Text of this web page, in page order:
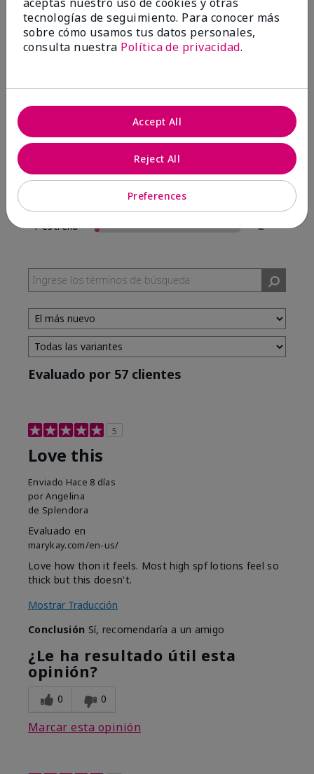
Escribir Una Opinión
3 estrellas
1
1 estrella
2
Evaluado por 57 clientes
5
Love this
Enviado Hace 8 días
porAngelina
de Splendora
Evaluado en
marykay.com/en-us/
Love how thon it feels. Most high spf lotions feel so
thick but this doesn't.
Mostrar Traducción
Conclusión Sí, recomendaría a un amigo
¿Le ha resultado útil esta
opinión?
0 0
Marcar esta opinión
tecnologías de seguimiento. Para conocer más
sobre cómo usamos tus datos personales,
consulta nuestra Política de privacidad.
Preferences
Reject All
Accept All